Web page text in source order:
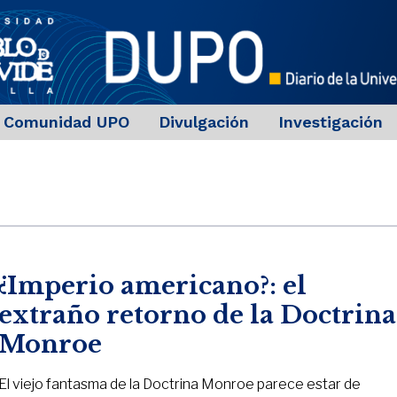
Comunidad UPO Divulgación Investigación
¿Imperio americano?: el
extraño retorno de la Doctrina
Monroe
El viejo fantasma de la Doctrina Monroe parece estar de